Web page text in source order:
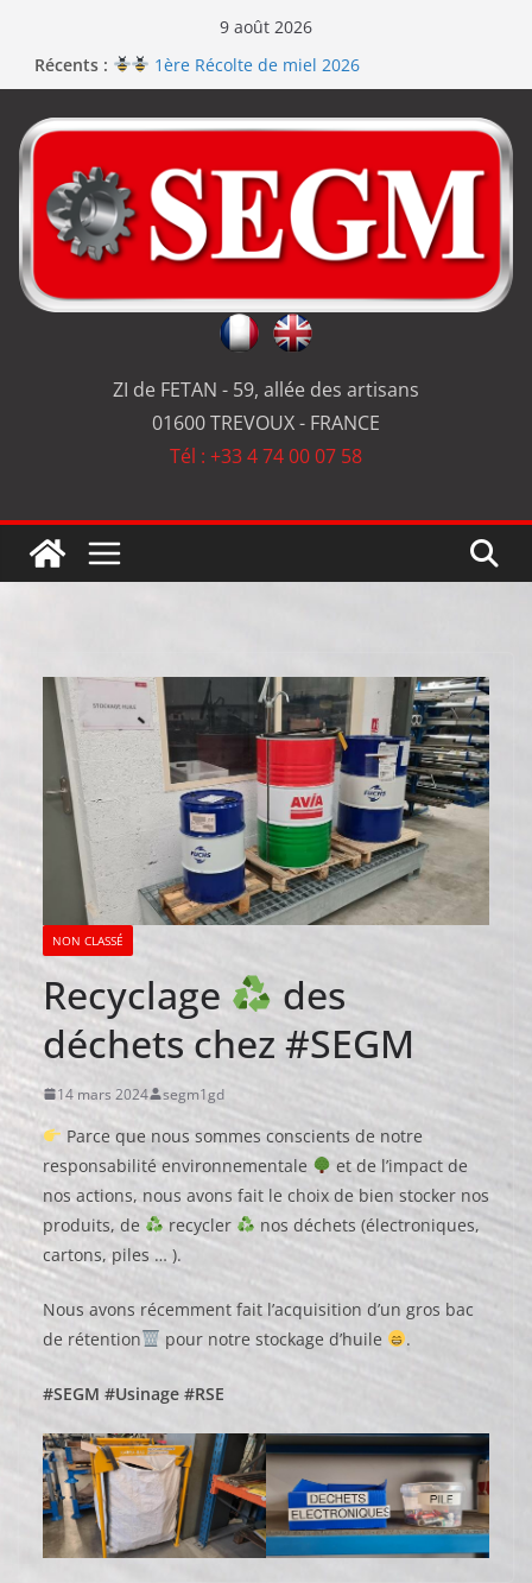
9 août 2026
Récents :
1ère Récolte de miel 2026
Renouvellement de la certification ISO 9001
Le repas d’équipe de SEGM allume le feu
Jérôme en renfort sur la qualité de #SEGM
ZI de FETAN - 59, allée des artisans
01600 TREVOUX - FRANCE
Tél : +33 4 74 00 07 58
NON CLASSÉ
Recyclage
des
déchets chez #SEGM
14 mars 2024 segm1gd
Parce que nous sommes conscients de notre
responsabilité environnementale
et de l’impact de
nos actions, nous avons fait le choix de bien stocker nos
produits, de
recycler
nos déchets (électroniques,
cartons, piles … ).
Nous avons récemment fait l’acquisition d’un gros bac
de rétention
pour notre stockage d’huile .
#SEGM #Usinage #RSE